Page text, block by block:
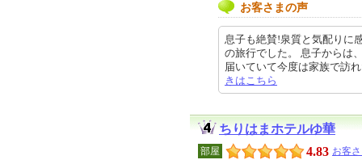
お客さまの声
息子も絶賛!泉質と気配りに
の旅行でした。 息子からは
届いていて今度は家族で訪
きはこちら
ちりはまホテルゆ華
部屋 4.83 お客